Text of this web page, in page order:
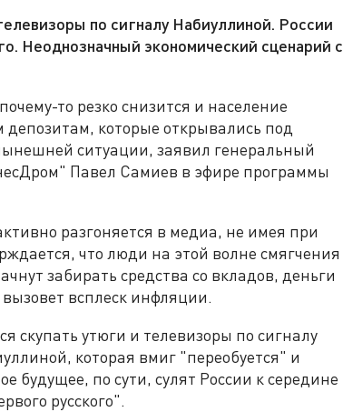
по сигналу Набиуллиной. России
Неоднозначный экономический сценарий с
то резко снизится и население
депозитам, которые открывались под
ситуации, заявил генеральный
Павел Самиев в эфире программы
разгоняется в медиа, не имея при
что люди на этой волне смягчения
забирать средства со вкладов, деньги
всплеск инфляции.
скупать утюги и телевизоры по сигналу
которая вмиг "переобуется" и
будущее, по сути, сулят России к середине
русского".